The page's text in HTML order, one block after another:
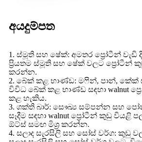
අයදුම්පත
1. ස්මූති සහ ෂේක්: අමතර ප්‍රෝටීන් වැඩි
ප්‍රියතම ස්මූති සහ ෂේක් වලට ප්‍රෝටීන්
කරන්න.
2. බේක් කළ භාණ්ඩ: මෆින්, පාන්,
විවිධ බේක් කළ භාණ්ඩ සඳහා walnut
කළ හැකිය.
3. ශක්ති බාර්: සෞඛ්‍ය සම්පන්න සහ
සෑදීම සඳහා walnut ප්‍රෝටීන් කුඩු වියළි
ඕට්ස් සමඟ මිශ්‍ර කරන්න.
4. සලාද සැරසිලි සහ සෝස් වර්ග: කුඩු